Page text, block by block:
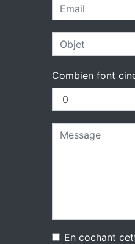
Combien font
En cochant